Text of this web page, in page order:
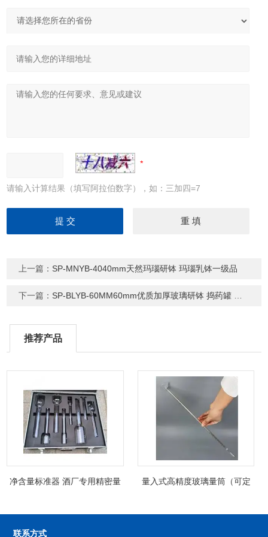
请输入计算结果（填写阿拉伯数字），如：三加四=7
上一篇： SP-MNYB-4040mm天然玛瑙研钵 玛瑙乳钵一级品
下一篇： SP-BLYB-60MM60mm优质加厚玻璃研钵 捣药罐 研药碗
推荐产品
净含量标准器 酒厂专用精密量
量入式高精度玻璃量筒（可定
联系方式